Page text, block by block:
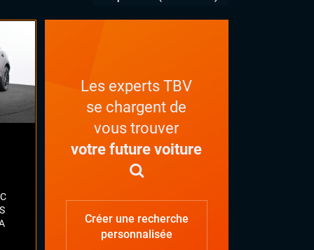
Les experts TBV
se chargent de
vous trouver
votre future voiture
Créer une recherche
personnalisée